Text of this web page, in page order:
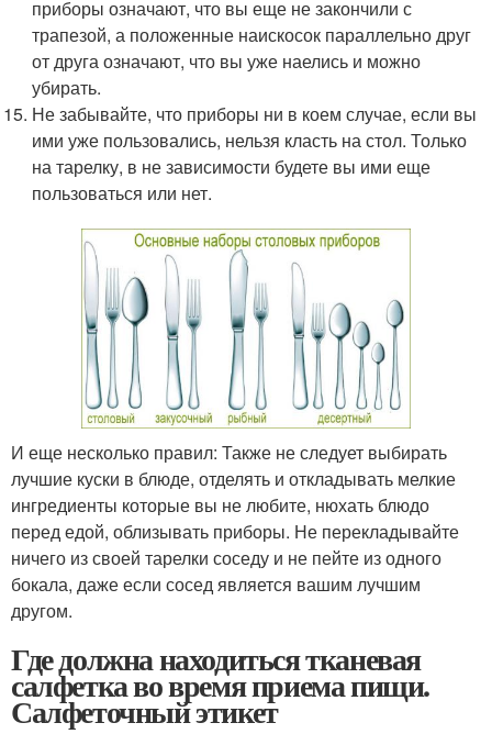
приборы означают, что вы еще не закончили с
трапезой, а положенные наискосок параллельно друг
от друга означают, что вы уже наелись и можно
убирать.
Не забывайте, что приборы ни в коем случае, если вы
ими уже пользовались, нельзя класть на стол. Только
на тарелку, в не зависимости будете вы ими еще
пользоваться или нет.
И еще несколько правил: Также не следует выбирать
лучшие куски в блюде, отделять и откладывать мелкие
ингредиенты которые вы не любите, нюхать блюдо
перед едой, облизывать приборы. Не перекладывайте
ничего из своей тарелки соседу и не пейте из одного
бокала, даже если сосед является вашим лучшим
другом.
Где должна находиться тканевая
салфетка во время приема пищи.
Салфеточный этикет